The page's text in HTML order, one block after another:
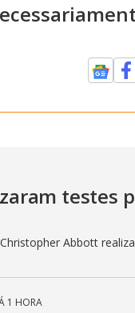
testes
Abbott
1 HORA